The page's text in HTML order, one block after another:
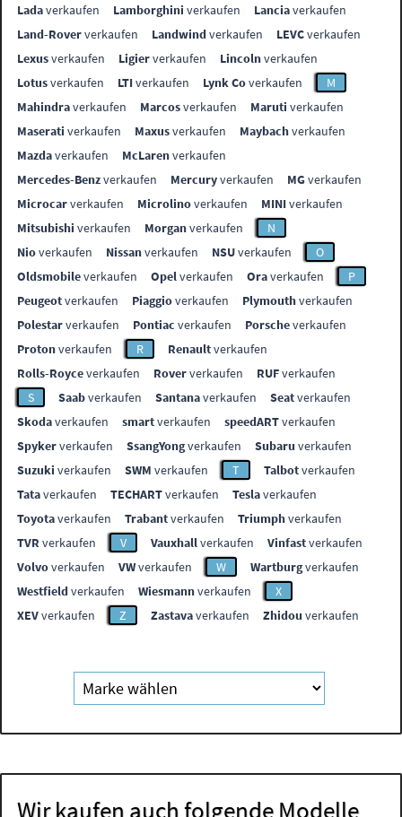
Ladaverkaufen Lamborghini verkaufen Lanciaverkaufen
Land-Roververkaufen Landwindverkaufen LEVCverkaufen
Lexusverkaufen Ligierverkaufen Lincolnverkaufen
Lotusverkaufen LTIverkaufen Lynk Coverkaufen
M
Mahindraverkaufen Marcosverkaufen Maruti verkaufen
Maserati verkaufen Maxusverkaufen Maybachverkaufen
Mazdaverkaufen McLarenverkaufen
Mercedes-Benzverkaufen Mercuryverkaufen MGverkaufen
Microcarverkaufen Microlinoverkaufen MINIverkaufen
Mitsubishi verkaufen Morganverkaufen
N
Nioverkaufen Nissanverkaufen NSUverkaufen
O
Oldsmobileverkaufen Opelverkaufen Oraverkaufen
P
Peugeotverkaufen Piaggioverkaufen Plymouthverkaufen
Polestarverkaufen Pontiac verkaufen Porscheverkaufen
Protonverkaufen R Renaultverkaufen
Rolls-Royceverkaufen Roververkaufen RUFverkaufen
S
Saabverkaufen Santanaverkaufen Seatverkaufen
Skodaverkaufen smartverkaufen speedARTverkaufen
Spykerverkaufen SsangYongverkaufen Subaru verkaufen
Suzuki verkaufen SWM verkaufen T Talbotverkaufen
Tataverkaufen TECHARTverkaufen Teslaverkaufen
Toyotaverkaufen Trabantverkaufen Triumphverkaufen
TVR verkaufen V Vauxhallverkaufen Vinfastverkaufen
Volvoverkaufen VWverkaufen W Wartburgverkaufen
Westfieldverkaufen Wiesmannverkaufen
X
XEVverkaufen Z Zastavaverkaufen Zhidou verkaufen
Wir kaufen auch folgende Modelle